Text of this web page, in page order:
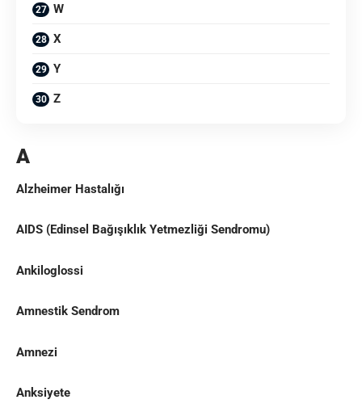
W
X
Y
Z
A
Alzheimer Hastalığı
AIDS (Edinsel Bağışıklık Yetmezliği Sendromu)
Ankiloglossi
Amnestik Sendrom
Amnezi
Anksiyete